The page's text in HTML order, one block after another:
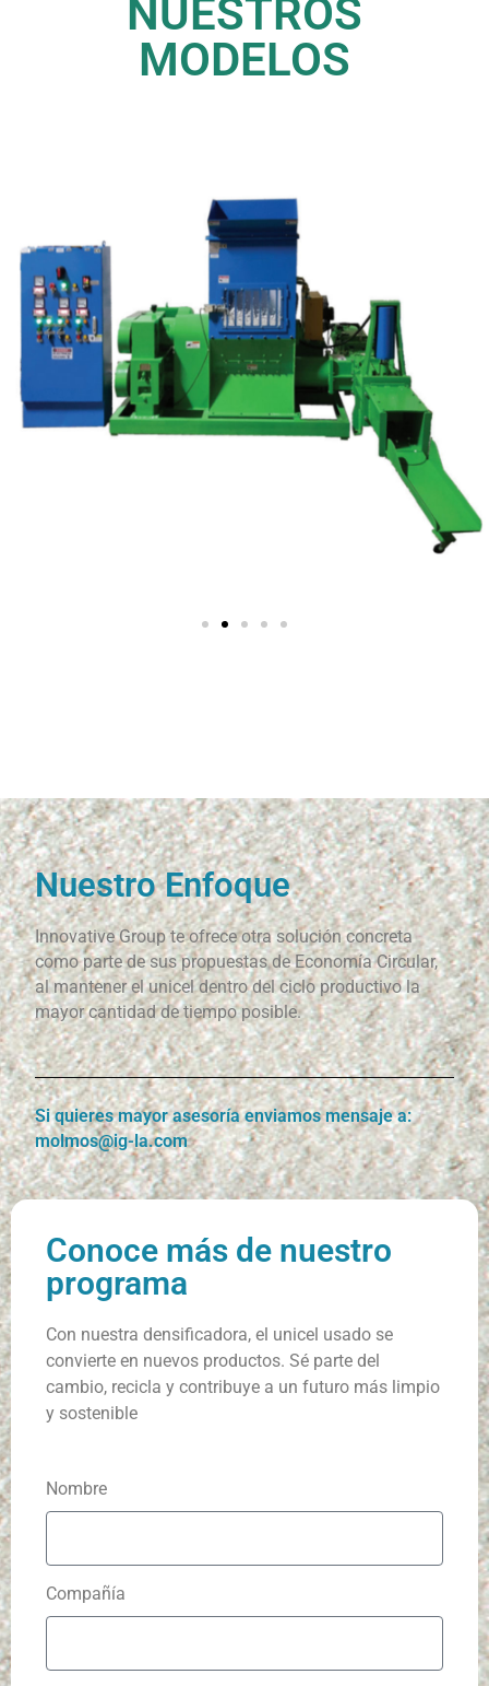
NUESTROS
MODELOS
Conoce más de nuestro
programa
Con nuestra densificadora, el unicel usado se
convierte en nuevos productos. Sé parte del
cambio, recicla y contribuye a un futuro más limpio
y sostenible
Nombre
Compañía
Nuestro Enfoque
Innovative Group te ofrece otra solución concreta
como parte de sus propuestas de Economía Circular,
al mantener el unicel dentro del ciclo productivo la
mayor cantidad de tiempo posible.
Si quieres mayor asesoría enviamos mensaje a:
molmos@ig-la.com